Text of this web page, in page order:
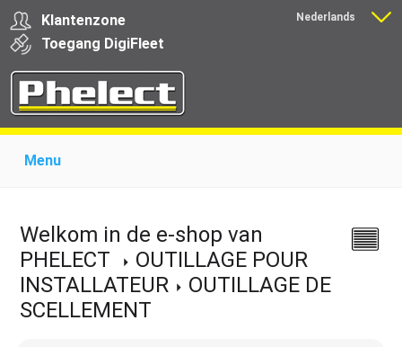
Klantenzone
Toegang DigiFleet
Nederlands
Menu
Producten voor transporteurs
Opleiding
Nieuws
Ondersteuning
Download Links Contact
Welkom in de e-shop van
PHELECT
OUTILLAGE POUR
INSTALLATEUR
OUTILLAGE DE
SCELLEMENT